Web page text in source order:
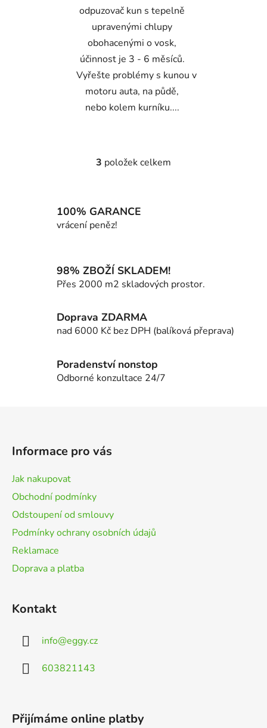
odpuzovač kun s tepelně
upravenými chlupy
obohacenými o vosk,
účinnost je 3 - 6 měsíců.
Vyřešte problémy s kunou v
motoru auta, na půdě,
nebo kolem kurníku....
O
á
d
p
r
k
y
v
p
i
3 položek celkem
100% GARANCE
vrácení peněz!
98% ZBOŽÍ SKLADEM!
Přes 2000 m2 skladových prostor.
Doprava ZDARMA
nad 6000 Kč bez DPH (balíková přeprava)
Poradenství nonstop
Odborné konzultace 24/7
Informace pro vás
Jak nakupovat
Obchodní podmínky
Odstoupení od smlouvy
Podmínky ochrany osobních údajů
Reklamace
Doprava a platba
Kontakt
info@eggy.cz
603821143
Přijímáme online platby